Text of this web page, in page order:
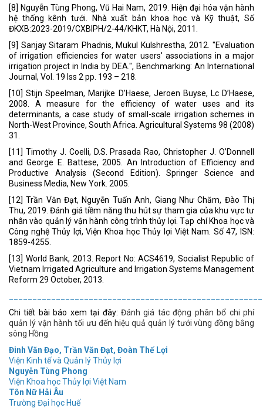
[8] Nguyễn Tùng Phong, Vũ Hai Nam, 2019. Hiện đại hóa vận hành
hệ thống kênh tưới. Nhà xuất bản khoa học và Kỹ thuật, Số
ĐKXB:2023-2019/CXBIPH/2-44/KHKT, Hà Nội, 2011.
[9] Sanjay Sitaram Phadnis, Mukul Kulshrestha, 2012. "Evaluation
of irrigation efficiencies for water users' associations in a major
irrigation project in India by DEA.", Benchmarking: An International
Journal, Vol. 19 Iss 2 pp. 193 – 218.
[10] Stijn Speelman, Marijke D’Haese, Jeroen Buyse, Lc D’Haese,
2008. A measure for the efficiency of water uses and its
determinants, a case study of small-scale irrigation schemes in
North-West Province, South Africa. Agricultural Systems 98 (2008)
31.
[11] Timothy J. Coelli, D.S. Prasada Rao, Christopher J. O’Donnell
and George E. Battese, 2005. An Introduction of Efficiency and
Productive Analysis (Second Edition). Springer Science and
Business Media, New York. 2005.
[12] Trần Văn Đạt, Nguyễn Tuấn Anh, Giang Như Chăm, Đào Thị
Thu, 2019. Đánh giá tiềm năng thu hút sự tham gia của khu vực tư
nhân vào quản lý vận hành công trình thủy lợi. Tạp chí Khoa học và
Công nghệ Thủy lợi, Viện Khoa học Thủy lợi Việt Nam. Số 47, ISN:
1859-4255.
[13] World Bank, 2013. Report No: ACS4619, Socialist Republic of
Vietnam Irrigated Agriculture and Irrigation Systems Management
Reform 29 October, 2013.
Chi tiết bài báo xem tại đây: Đánh giá tác động phân bổ chi phí
quản lý vận hành tối ưu đến hiệu quả quản lý tưới vùng đồng bằng
sông Hồng
Đinh Văn Đạo, Trần Văn Đạt, Đoàn Thế Lợi
Viện Kinh tế và Quản lý Thủy lợi
Nguyễn Tùng Phong
Viện Khoa học Thủy lợi Việt Nam
Tôn Nữ Hải Âu
Trường Đại học Huế